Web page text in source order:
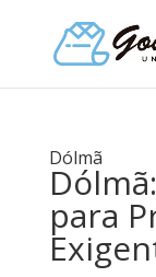
Dólmã
para